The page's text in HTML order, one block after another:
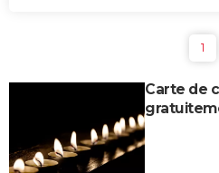
1
Carte de